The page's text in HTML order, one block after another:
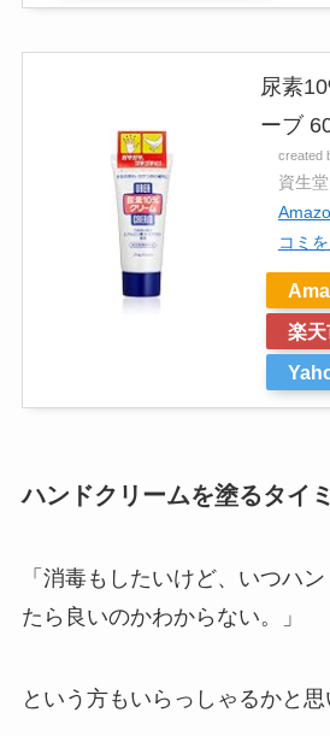
尿素
ーブ
created
資生堂
コミ
楽
ハンドクリームを塗るタイ
「消毒もしたいけど、いつハ
たら良いのかわからない。」
という方もいらっしゃるかと思